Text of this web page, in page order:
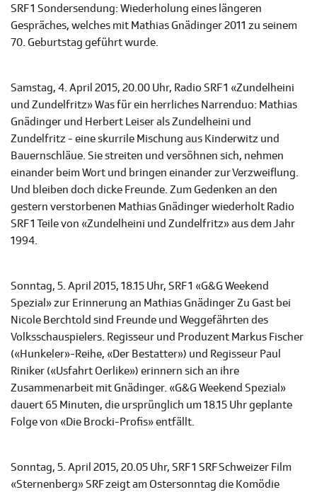
SRF 1 Sondersendung: Wiederholung eines längeren
Gespräches, welches mit Mathias Gnädinger 2011 zu seinem
70. Geburtstag geführt wurde.
Samstag, 4. April 2015, 20.00 Uhr, Radio SRF 1 «Zundelheini
und Zundelfritz» Was für ein herrliches Narrenduo: Mathias
Gnädinger und Herbert Leiser als Zundelheini und
Zundelfritz - eine skurrile Mischung aus Kinderwitz und
Bauernschläue. Sie streiten und versöhnen sich, nehmen
einander beim Wort und bringen einander zur Verzweiflung.
Und bleiben doch dicke Freunde. Zum Gedenken an den
gestern verstorbenen Mathias Gnädinger wiederholt Radio
SRF 1 Teile von «Zundelheini und Zundelfritz» aus dem Jahr
1994.
Sonntag, 5. April 2015, 18.15 Uhr, SRF 1 «G&G Weekend
Spezial» zur Erinnerung an Mathias Gnädinger Zu Gast bei
Nicole Berchtold sind Freunde und Weggefährten des
Volksschauspielers. Regisseur und Produzent Markus Fischer
(«Hunkeler»-Reihe, «Der Bestatter») und Regisseur Paul
Riniker («Usfahrt Oerlike») erinnern sich an ihre
Zusammenarbeit mit Gnädinger. «G&G Weekend Spezial»
dauert 65 Minuten, die ursprünglich um 18.15 Uhr geplante
Folge von «Die Brocki-Profis» entfällt.
Sonntag, 5. April 2015, 20.05 Uhr, SRF 1 SRF Schweizer Film
«Sternenberg» SRF zeigt am Ostersonntag die Komödie